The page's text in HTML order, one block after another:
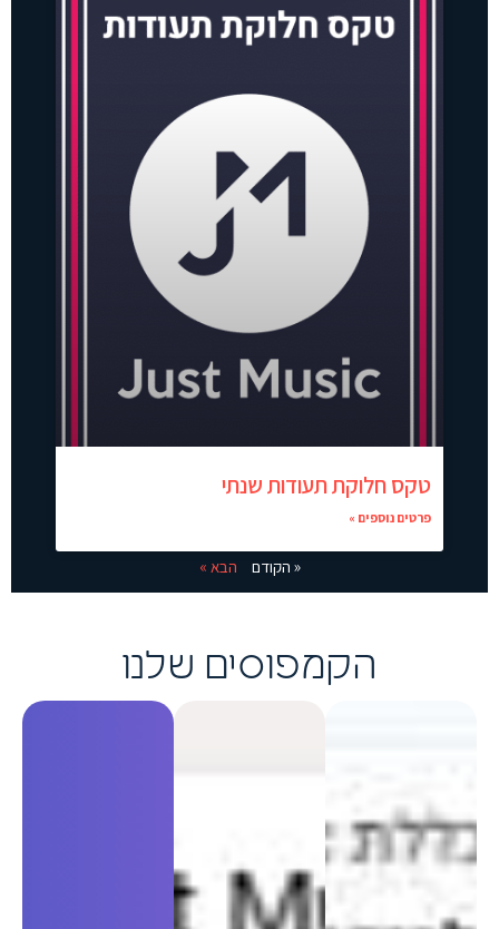
טקס חלוקת תעודות שנתי
פרטים נוספים »
« הקודם הבא »
הקמפוסים שלנו